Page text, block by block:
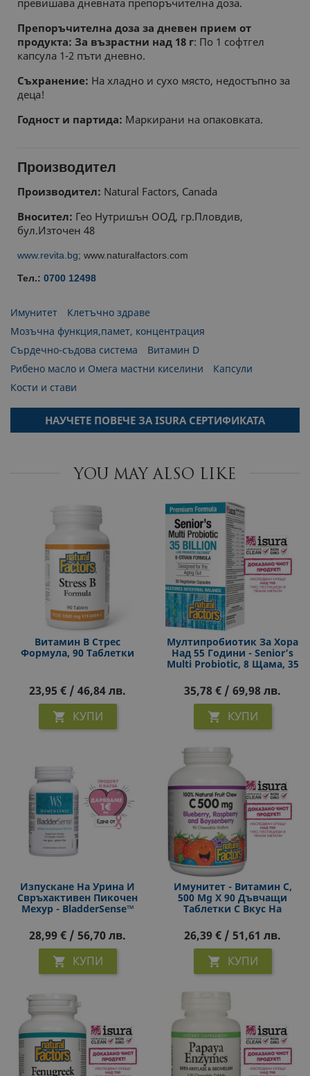
превишава дневната препоръчителна доза.
Препоръчителна доза за дневен прием от
продукта: За възрастни над 18 г: По 1 софтгел
капсула 1-2 пъти дневно.
Съхранение: На хладно и сухо място, недостъпно за
деца!
Годност и партида: Маркирани на опаковката.
Производител
Производител: Natural Factors, Canada
Вносител: Гео Нутришън ООД, гр.Пловдив,
бул.Източен 48
www.revita.bg; www.naturalfactors.com
Тел.: 0700 12498
Имунитет
Клетъчно здраве
Мозъчна функция,памет, концентрация
Сърдечно-съдова система
Витамин D
Рибено масло и Омега мастни киселини
Капсули
Кости и стави
НАУЧЕТЕ ПОВЕЧЕ ЗА ISURA СЕРТИФИКАТА
YOU MAY ALSO LIKE
Витамин B Стрес
Формула, 90 Таблетки
23,95 € / 46,84 лв.
 КУПИ
Мултипробиотик За Хора
Над 55 Години - Senior’s
Multi Probiotic, 8 Щама, 35
Пробиотици, 30 Капсули
35,78 € / 69,98 лв.
 КУПИ
Изпускане На Урина И
Свръхактивен Пикочен
Мехур - BladderSense™
28,99 € / 56,70 лв.
 КУПИ
Имунитет - Витамин С,
500 Mg Х 90 Дъвчащи
Таблетки С Вкус На
26,39 € / 51,61 лв.
 КУПИ
ФУНКЦИОНАЛНИ
НЕКЛАСИФИЦИРАНИ